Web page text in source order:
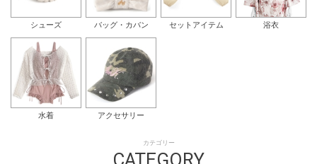
シューズ バッグ・カバン セットアイテム 浴衣
水着 アクセサリー
カテゴリー